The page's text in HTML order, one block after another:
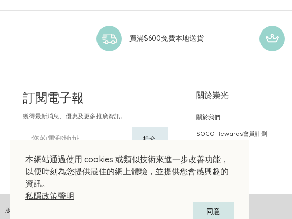
本網站通過使用 cookies 或類似技術來進一步改善功能，
以便時刻為您提供最佳的網上體驗，並提供您會感興趣的
資訊。
私隱政策聲明
同意
買滿$600免費本地送貨
訂閱電子報
獲得最新消息、優惠及更多推廣資訊。
您的電郵地址 提交
關於崇光
關於我們
SOGO Rewards會員計劃
版權聲明 © 2026 崇光(香港)百貨有限公司 版權所有 不得轉載